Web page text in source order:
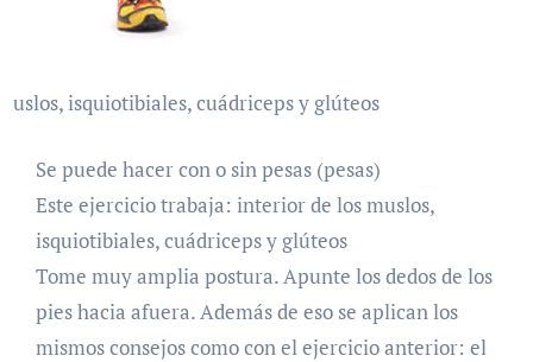
isquiotibiales, cuádriceps y glúteos
Se puede hacer con o sin pesas (pesas)
Este ejercicio trabaja: interior de los muslos,
isquiotibiales, cuádriceps y glúteos
Tome muy amplia postura. Apunte los dedos de los
pies hacia afuera. Además de eso se aplican los
mismos consejos como con el ejercicio anterior: el